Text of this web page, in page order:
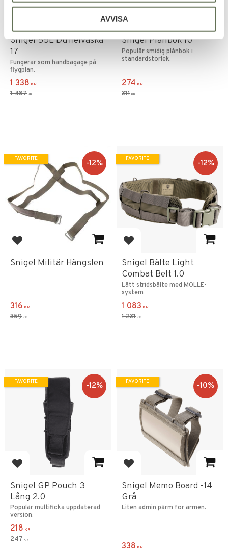
AVVISA
Snigel 55L Duffelväska
17
Fungerar som handbagage på
flygplan.
1 338 KR
1 487 KR
Add to favorites
Snigel Plånbok 10
Populär smidig plånbok i
standardstorlek.
274 KR
311 KR
Add to favorites
Snigel Militär Hängslen
316 KR
359 KR
12%
FAVORITE
Add to favorites
Snigel Bälte Light
Combat Belt 1.0
Lätt stridsbälte med MOLLE-
system
1 083 KR
1 231 KR
12%
FAVORITE
Add to favorites
Snigel GP Pouch 3
Lång 2.0
Populär multificka uppdaterad
version.
218 KR
247 KR
12%
FAVORITE
Add to favorites
Snigel Memo Board -14
Grå
Liten admin pärm för armen.
338 KR
10%
FAVORITE